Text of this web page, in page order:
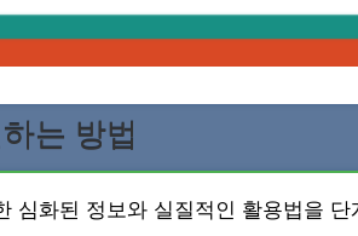
는 방법
심화된 정보와 실질적인 활용법을